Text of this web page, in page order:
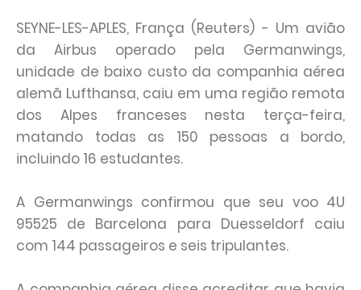
SEYNE-LES-APLES, França (Reuters) - Um avião
da Airbus operado pela Germanwings,
unidade de baixo custo da companhia aérea
alemã Lufthansa, caiu em uma região remota
dos Alpes franceses nesta terça-feira,
matando todas as 150 pessoas a bordo,
incluindo 16 estudantes.
A Germanwings confirmou que seu voo 4U
95525 de Barcelona para Duesseldorf caiu
com 144 passageiros e seis tripulantes.